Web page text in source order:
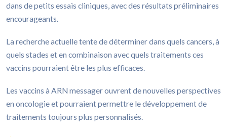
dans de petits essais cliniques, avec des résultats préliminaires
encourageants.
La recherche actuelle tente de déterminer dans quels cancers, à
quels stades et en combinaison avec quels traitements ces
vaccins pourraient être les plus efficaces.
Les vaccins à ARN messager ouvrent de nouvelles perspectives
en oncologie et pourraient permettre le développement de
traitements toujours plus personnalisés.